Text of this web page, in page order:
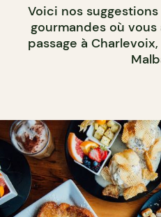
Voici nos
gourmandes où
passage à